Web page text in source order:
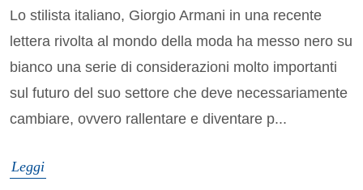
Lo stilista italiano, Giorgio Armani in una recente
lettera rivolta al mondo della moda ha messo nero su
bianco una serie di considerazioni molto importanti
sul futuro del suo settore che deve necessariamente
cambiare, ovvero rallentare e diventare p...
Leggi